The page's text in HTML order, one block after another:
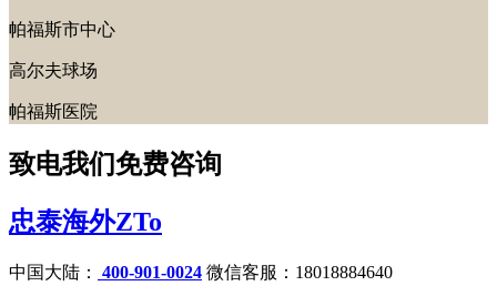
帕福斯市中心
高尔夫球场
帕福斯医院
致电我们免费咨询
忠泰海外ZTo
中国大陆： 400-901-0024 微信客服：18018884640